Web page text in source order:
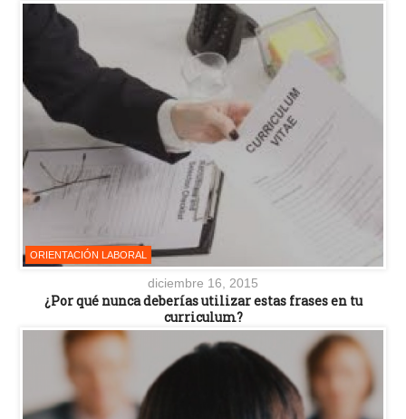
ORIENTACIÓN LABORAL
diciembre 16, 2015
¿Por qué nunca deberías utilizar estas frases en tu
curriculum?